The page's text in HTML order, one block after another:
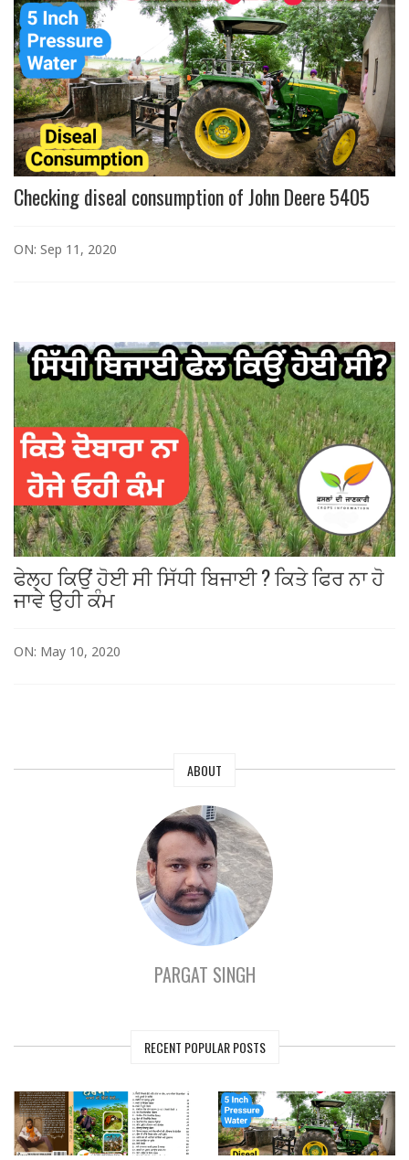
Checking diseal consumption of John Deere 5405
ON: Sep 11, 2020
ਫੇਲ੍ਹ ਕਿਉਂ ਹੋਈ ਸੀ ਸਿੱਧੀ ਬਿਜਾਈ ? ਕਿਤੇ ਫਿਰ ਨਾ ਹੋ
ਜਾਵੇ ਉਹੀ ਕੰਮ
ON: May 10, 2020
ABOUT
PARGAT SINGH
RECENT POPULAR POSTS